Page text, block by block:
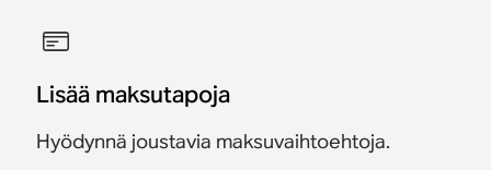
Lisää maksutapoja
Hyödynnä joustavia maksuvaihtoehtoja.